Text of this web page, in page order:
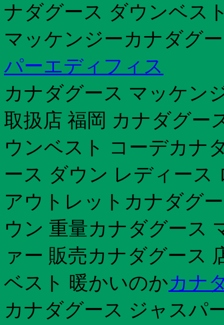
ナダグース ダウンベス
マッケンジーカナダグ
パーエディフィス
カナダグース マッケン
取扱店 福岡 カナダグー
ウンベスト コーデカナ
ース ダウン レディース
アウトレットカナダグ
ウン 重量カナダグース
ァー 販売カナダグース
ベスト 暖かいのかカナ
カナダグース ジャスパ